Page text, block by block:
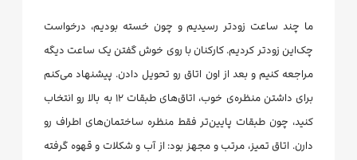
ما چند ساعت زودتر رسیدیم و چون خسته بودیم، درخواست
چک‌این زودتر کردیم. کارکنان با روی خوش گفتن یک ساعت دیگه
مراجعه کنیم و بعد از اون اتاق رو تحویل دادن. پیشنهاد می‌کنم
برای داشتن منظره‌ی خوب، اتاق‌های طبقات ۱۲ به بالا رو انتخاب
کنید، چون طبقات پایین‌تر فقط منظره ساختمان‌های اطراف رو
دارن. اتاق تمیز، مرتب و مجهز بود: از آب و شکلات و قهوه گرفته